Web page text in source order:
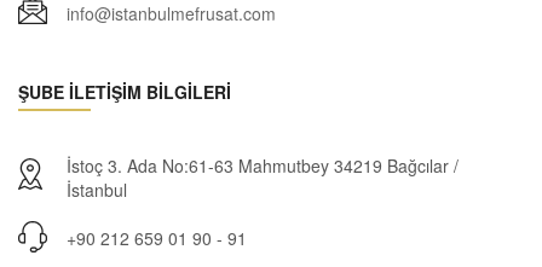
info@istanbulmefrusat.com
ŞUBE İLETİŞİM BİLGİLERİ
İstoç 3. Ada No:61-63 Mahmutbey 34219 Bağcılar /
İstanbul
+90 212 659 01 90 - 91